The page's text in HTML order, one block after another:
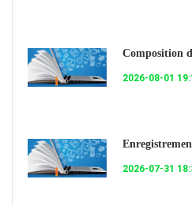
Composition
2026-08-01
2026-07-31